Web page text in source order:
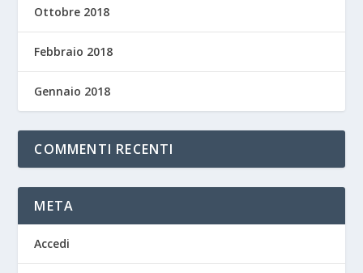
Ottobre 2018
Febbraio 2018
Gennaio 2018
COMMENTI RECENTI
META
Accedi